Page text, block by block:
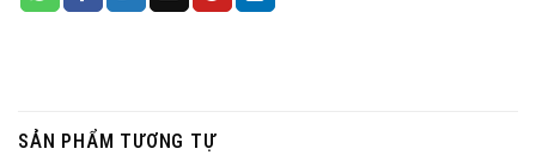
SẢN PHẨM TƯƠNG TỰ